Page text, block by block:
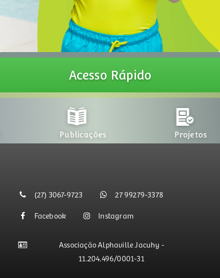
Acesso Rápido
Publicações
(27) 3067-9723 27 99279-3378
Facebook Instagram
Associação Alphaville Jacuhy -
11.204.496/0001-31